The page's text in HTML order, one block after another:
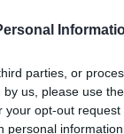
parties, or
us, please use
opt-out